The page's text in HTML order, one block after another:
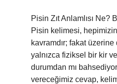
Pisin Zıt Anlamlısı Ne?
Pisin kelimesi,
kavramdır; fakat
yalnızca fiziksel bir kir
durumdan mı
vereceğimiz cevap,